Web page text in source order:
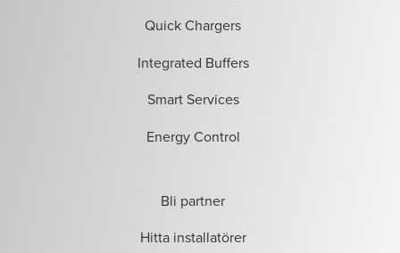
Quick Chargers
Integrated Buffers
Smart Services
Energy Control
Bli partner
Hitta installatörer